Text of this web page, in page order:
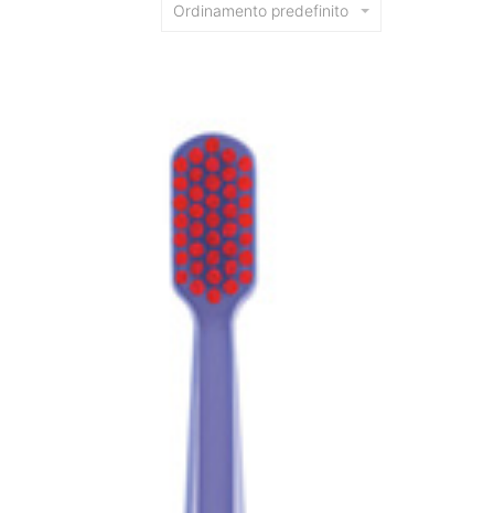
Ordinamento predefinito